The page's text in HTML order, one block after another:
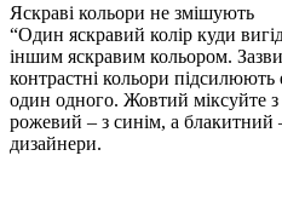
Яскраві кольори не змішують
“Один яскравий колір куди
іншим яскравим кольором.
контрастні кольори
один одного. Жовтий міксуйте
рожевий – з синім, а блакитний
дизайнери.